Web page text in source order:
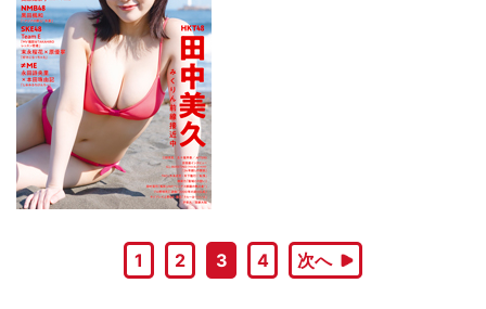
1 2 3 4 次へ